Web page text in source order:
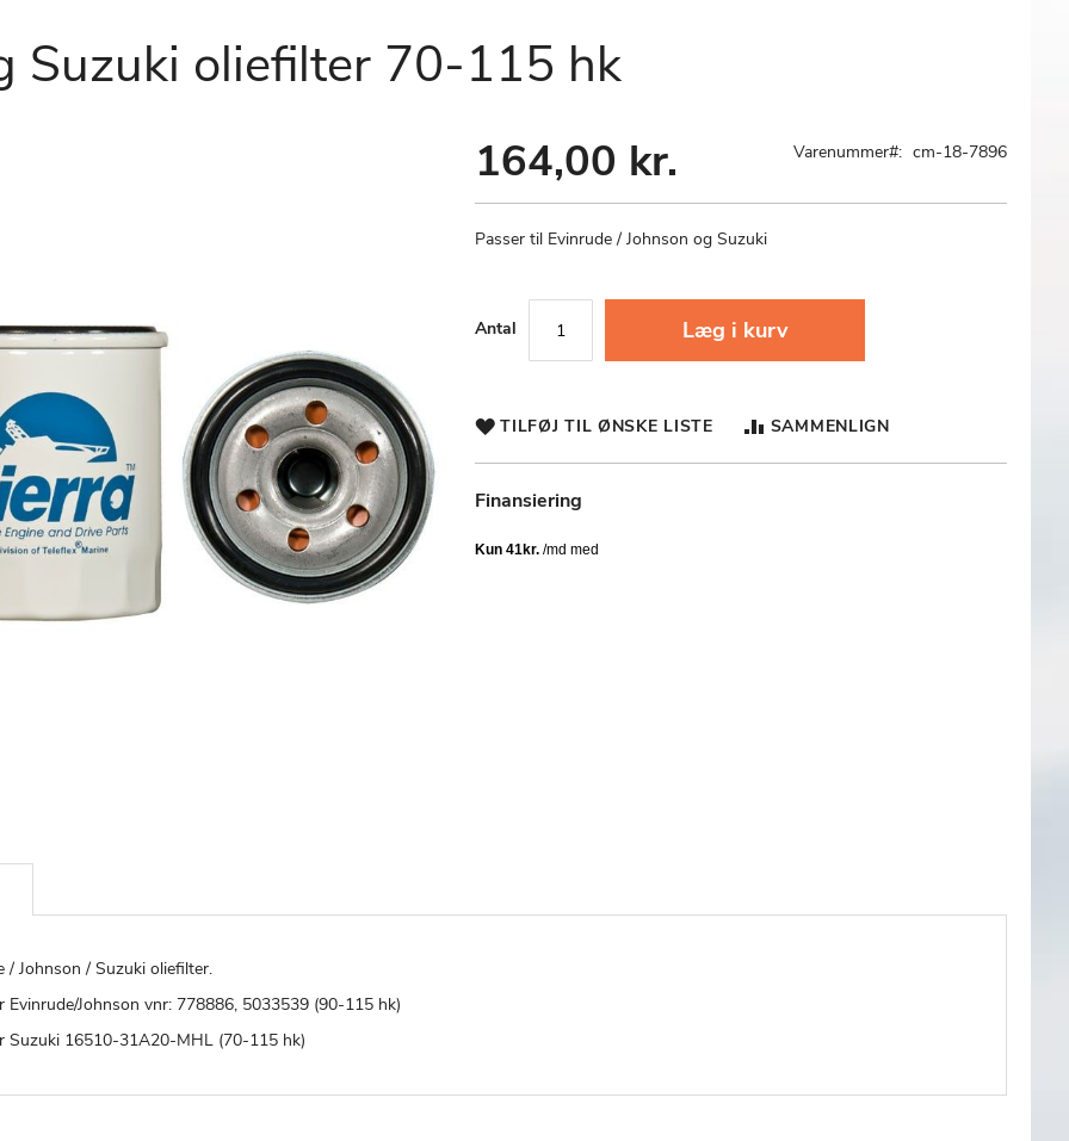
Suzuki oliefilter 70-115 hk
164,00 kr. Varenummer cm-18-7896
Passer til Evinrude / Johnson og Suzuki
Antal Læg i kurv
TILFØJ TIL ØNSKE LISTE SAMMENLIGN
Finansiering
/ Johnson / Suzuki oliefilter.
Evinrude/Johnson vnr: 778886, 5033539 (90-115 hk)
Suzuki 16510-31A20-MHL (70-115 hk)